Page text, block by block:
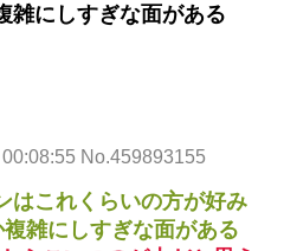
雑にしすぎな面がある
No.459893155
はこれくらいの方が好み
雑にしすぎな面がある